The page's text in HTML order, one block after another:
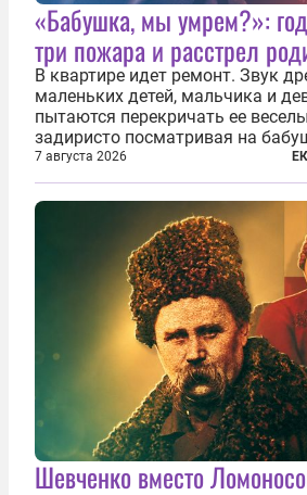
«Бабушка, мы умрем?»:
три пожара и расстрел
В квартире идет ремонт. Звук
маленьких детей, мальчика и
пытаются перекричать ее
задиристо посматривая на
им замечание, но внуки
сердится невсерьез. И это
сверлит противно, но всё...
7 августа 2026
Шевченко вместо